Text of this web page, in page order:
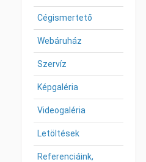
Cégismertető
Webáruház
Szervíz
Képgaléria
Videogaléria
Letöltések
Referenciáink,